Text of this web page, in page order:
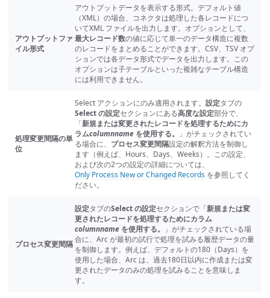
アウトプットファ
イル形式
アウトプットデータを表示する形式。デフォルト値
（XML）の場合、コネクタは処理した各レコードにつ
いてXML ファイルを出力します。オプションとして、
最大レコード数の値に応じて単一のデータ構造に複数
のレコードをまとめることができます。CSV、TSV オプ
ションでは各データ形式でデータを出力します。この
オプションは子テーブルといった複雑なテーブル構造
には利用できません。
処理変更間隔の単
位
Select アクションにのみ適用されます。 設定タブの
Select の設定セクションにある高度な設定部分で、
「新規または変更されたレコードを処理するためにカ
ラムcolumnname を使用する。
」がチェックされてい
る場合に、 プロセス変更間隔設定の解釈方法を制御し
ます（例えば、Hours、Days、Weeks）。この設定、
および次の2つの設定の詳細については、
Only Process New or Changed Records を参照してく
ださい。
プロセス変更間隔
設定タブのSelect の設定セクションで「新規または変
更されたレコードを処理するためにカラム
columnname を使用する。
」がチェックされている場
合に、Arc が最初の試行で処理を試みる履歴データの量
を制御します。例えば、デフォルトの180（Days）を
使用した場合、Arc は、過去180日以内に作成または変
更されたデータのみの処理を試みることを意味しま
す。